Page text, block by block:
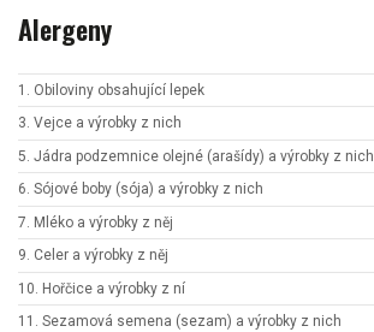
Alergeny
1. Obiloviny obsahující lepek
3. Vejce a výrobky z nich
5. Jádra podzemnice olejné (arašídy) a výrobky z nich
6. Sójové boby (sója) a výrobky z nich
7. Mléko a výrobky z něj
9. Celer a výrobky z něj
10. Hořčice a výrobky z ní
11. Sezamová semena (sezam) a výrobky z nich